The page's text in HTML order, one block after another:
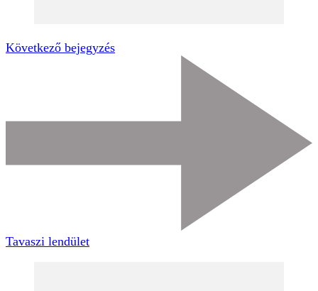
Következő bejegyzés
Tavaszi lendület